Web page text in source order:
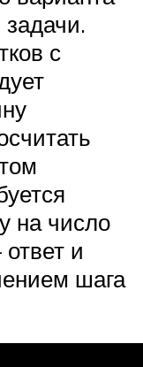
с
на число
и
шага